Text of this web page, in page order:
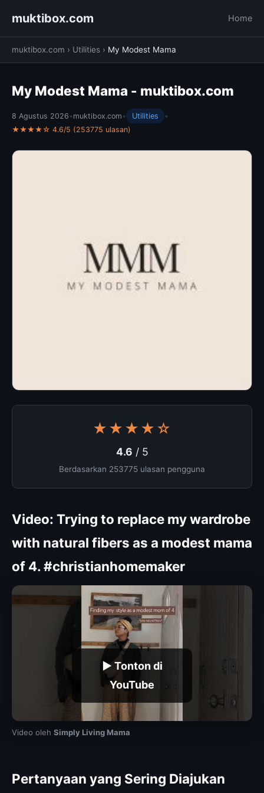
muktibox.com Home
muktibox.com › Utilities › My Modest Mama
My Modest Mama - muktibox.com
8 Agustus 2026 • muktibox.com • Utilities
•
★★★★☆ 4.6/5 (253775 ulasan)
★★★★☆
4.6 / 5
Berdasarkan 253775 ulasan pengguna
Video: Trying to replace my wardrobe
with natural fibers as a modest mama
of 4. #christianhomemaker
▶ Tonton di
YouTube
Video oleh Simply Living Mama
Pertanyaan yang Sering Diajukan